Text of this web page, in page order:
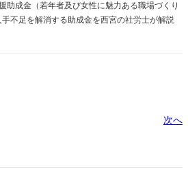
助成金（若年者及び女性に魅力ある職場づくり
不足を解消する助成金を西宮の社労士が解説
次へ